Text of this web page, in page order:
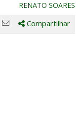
RENATO SOARES
Compartilhe
Compartilhar